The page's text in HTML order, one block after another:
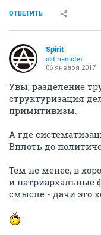
ОТВЕТИТЬ
Spirit
old hamster
06 января 2017
Увы, разделение
структуризация
примитивизм.
А где
Вплоть до
Тем не менее, в
и патриархальные
смысле - дачи это